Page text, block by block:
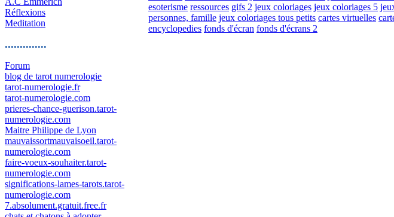
Réflexions
Meditation
..............
Forum
blog de tarot numerologie
tarot-numerologie.fr
tarot-numerologie.com
prieres-chance-guerison.tarot-
numerologie.com
Maitre Philippe de Lyon
mauvaissortmauvaisoeil.tarot-
numerologie.com
faire-voeux-souhaiter.tarot-
numerologie.com
significations-lames-tarots.tarot-
numerologie.com
7.absolument.gratuit.free.fr
esoterisme ressources gifs 2 jeux coloriages jeux coloriages 5
personnes, famille jeux coloriages tous petits cartes virtuelles
encyclopedies fonds d'écran fonds d'écrans 2